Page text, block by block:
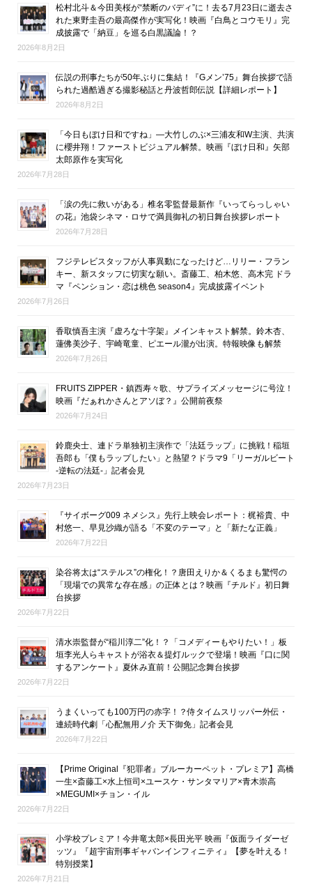
松村北斗＆今田美桜が“禁断のバディ”に！去る7月23日に逝去さ
れた東野圭吾の最高傑作が実写化！映画『白鳥とコウモリ』完
成披露で「納豆」を巡る白黒議論！？
2026年8月2日
伝説の刑事たちが50年ぶりに集結！『Gメン’75』舞台挨拶で語
られた過酷過ぎる撮影秘話と丹波哲郎伝説【詳細レポート】
2026年8月2日
「今日もぼけ日和ですね」―大竹しのぶ×三浦友和W主演、共演
に櫻井翔！ファーストビジュアル解禁。映画『ぼけ日和』矢部
太郎原作を実写化
2026年7月28日
「涙の先に救いがある」椎名零監督最新作『いってらっしゃい
の花』池袋シネマ・ロサで満員御礼の初日舞台挨拶レポート
2026年7月28日
フジテレビスタッフが人事異動になったけど…リリー・フラン
キー、新スタッフに切実な願い。斎藤工、柏木悠、高木完 ドラ
マ『ペンション・恋は桃色 season4』完成披露イベント
2026年7月26日
香取慎吾主演『虚ろな十字架』メインキャスト解禁。鈴木杏、
蓮佛美沙子、宇崎竜童、ピエール瀧が出演。特報映像も解禁
2026年7月26日
FRUITS ZIPPER・鎮西寿々歌、サプライズメッセージに号泣！
映画『だぁれかさんとアソぼ？』公開前夜祭
2026年7月24日
鈴鹿央士、連ドラ単独初主演作で「法廷ラップ」に挑戦！稲垣
吾郎も「僕もラップしたい」と熱望？ドラマ9「リーガルビート
-逆転の法廷-」記者会見
2026年7月23日
『サイボーグ009 ネメシス』先行上映会レポート：梶裕貴、中
村悠一、早見沙織が語る「不変のテーマ」と「新たな正義」
2026年7月22日
染谷将太は“ステルス”の権化！？唐田えりか＆くるまも驚愕の
「現場での異常な存在感」の正体とは？映画『チルド』初日舞
台挨拶
2026年7月22日
清水崇監督が“稲川淳二”化！？「コメディーもやりたい！」板
垣李光人らキャストが浴衣＆提灯ルックで登場！映画『口に関
するアンケート』夏休み直前！公開記念舞台挨拶
2026年7月22日
うまくいっても100万円の赤字！？侍タイムスリッパー外伝・
連続時代劇「心配無用ノ介 天下御免」記者会見
2026年7月22日
【Prime Original『犯罪者』ブルーカーペット・プレミア】高橋
一生×斎藤工×水上恒司×ユースケ・サンタマリア×青木崇高
×MEGUMI×チョン・イル
2026年7月22日
小学校プレミア！今井竜太郎×長田光平 映画『仮面ライダーゼ
ッツ』『超宇宙刑事ギャバンインフィニティ』【夢を叶える！
特別授業】
2026年7月21日